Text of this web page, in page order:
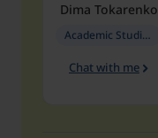
Dima Tokarenko
Academic Studies in Education
Chat with me